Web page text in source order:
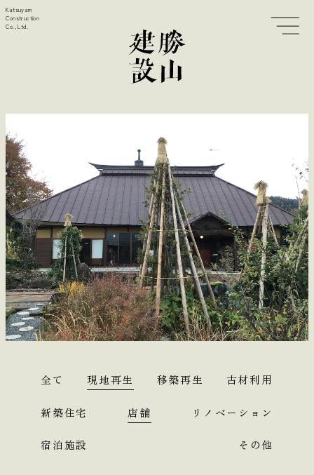
Katsuyam
Construction
Co., Ltd.
手刻み加工
実例
生活紹介
暮らし方研究所
会社情報
全て 現地再生 移築再生 古材利用
新築住宅 店舗 リノベーション
宿泊施設 その他